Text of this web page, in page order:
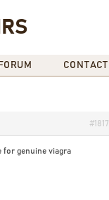
FORUM CONTACT
#1817
genuine viagra